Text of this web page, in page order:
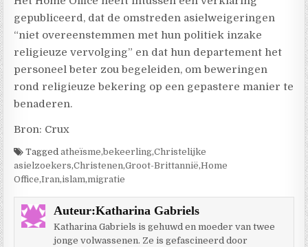
gepubliceerd, dat de omstreden asielweigeringen
“niet overeenstemmen met hun politiek inzake
religieuze vervolging” en dat hun departement het
personeel beter zou begeleiden, om beweringen
rond religieuze bekering op een gepastere manier te
benaderen.
Bron: Crux
Taggedatheïsme,bekeerling,Christelijke
asielzoekers,Christenen,Groot-Brittannië,Home
Office,Iran,islam,migratie
Auteur:Katharina Gabriels
Katharina Gabriels is gehuwd en moeder van twee
jonge volwassenen. Ze is gefascineerd door